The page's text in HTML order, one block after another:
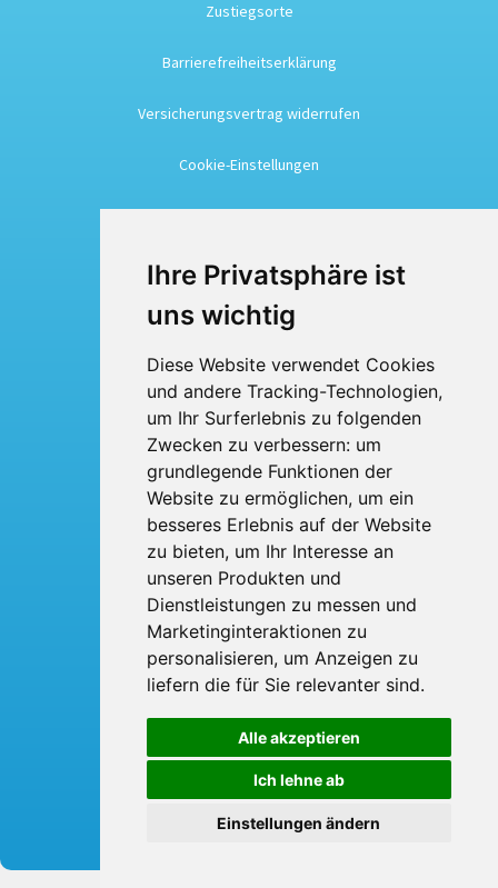
Ihre Privatsphäre ist
uns wichtig
Diese Website verwendet Cookies
und andere Tracking-Technologien,
um Ihr Surferlebnis zu folgenden
Zwecken zu verbessern: um
grundlegende Funktionen der
Website zu ermöglichen, um ein
besseres Erlebnis auf der Website
zu bieten, um Ihr Interesse an
unseren Produkten und
Dienstleistungen zu messen und
Marketinginteraktionen zu
personalisieren, um Anzeigen zu
liefern die für Sie relevanter sind.
Alle akzeptieren
Ich lehne ab
Einstellungen ändern
Zustiegsorte
Barrierefreiheitserklärung
Versicherungsvertrag widerrufen
Cookie-Einstellungen
Busmiete
Über uns
Kontakt
BTI Bröskamp-Touristik International
Heinrich Bröskamp e. K.
Berliner Ring 53
33428 Harsewinkel
Telefon: 05247 - 9231-0
Fax: 05247 - 9231-31
E-Mail:
info broeskamp-online.de
© 2026 Bröskamp Touristik International